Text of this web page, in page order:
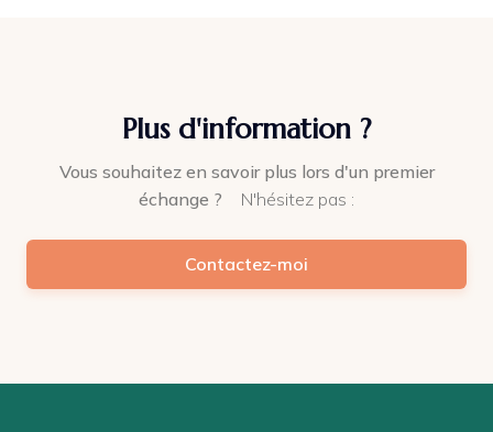
Plus d'information ?
Vous souhaitez en savoir plus lors d'un premier
échange ?
N'hésitez pas :
Contactez-moi